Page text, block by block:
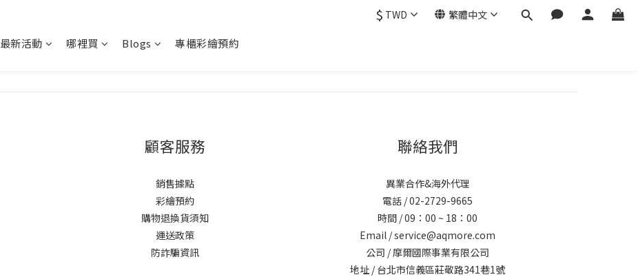
$ TWD 繁體中文
最新活動 哪裡買 Blogs 專櫃彩繪預約
顧客服務
銷售據點
彩繪預約
購物退換貨須知
運送政策
防詐騙資訊
聯絡我們
異業合作&海外代理
電話 / 02-2729-9665
時間 / 09：00 ~ 18：00
Email / service@aqmore.com
公司 / 摩爾國際事業有限公司
地址 / 台北市信義區莊敬路341巷1號